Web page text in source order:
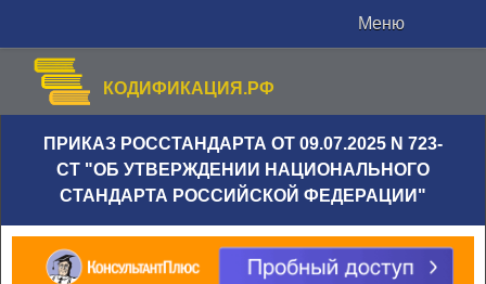
Меню
КОДИФИКАЦИЯ.РФ
ПРИКАЗ РОССТАНДАРТА ОТ 09.07.2025 N 723-
СТ "ОБ УТВЕРЖДЕНИИ НАЦИОНАЛЬНОГО
СТАНДАРТА РОССИЙСКОЙ ФЕДЕРАЦИИ"